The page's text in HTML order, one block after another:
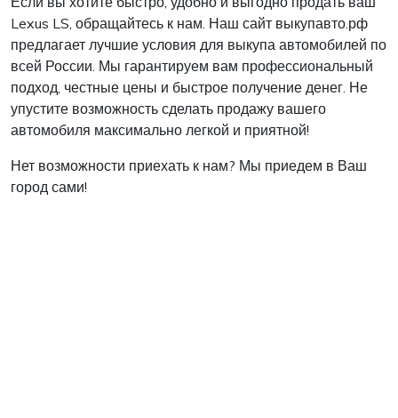
Lexus LS, обращайтесь к нам. Наш сайт выкупавто.рф
предлагает лучшие условия для выкупа автомобилей по
всей России. Мы гарантируем вам профессиональный
подход, честные цены и быстрое получение денег. Не
упустите возможность сделать продажу вашего
автомобиля максимально легкой и приятной!
Нет возможности приехать к нам? Мы приедем в Ваш
город сами!